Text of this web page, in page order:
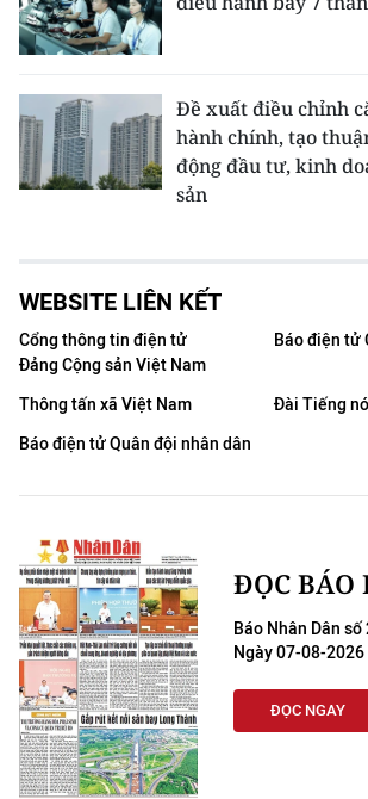
Đề xuất điều chỉnh
hành chính, tạo
động đầu tư, kinh
sản
WEBSITE LIÊN KẾT
Cổng thông tin điện tử
Đảng Cộng sản Việt Nam
Báo điện tử
Thông tấn xã Việt Nam
Đài Tiếng
Báo điện tử Quân đội nhân dân
ĐỌC BÁO
Báo Nhân Dân số
Ngày 07-08-2026
ĐỌC NGAY